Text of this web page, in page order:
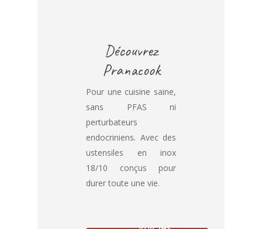
Découvrez
Pranacook
Pour une cuisine saine,
sans PFAS ni
perturbateurs
endocriniens. Avec des
ustensiles en inox
18/10 conçus pour
durer toute une vie.